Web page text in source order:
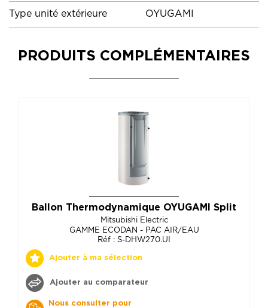
Type unité extérieure OYUGAMI
PRODUITS COMPLÉMENTAIRES
Ballon Thermodynamique OYUGAMI Split
Mitsubishi Electric
GAMME ECODAN - PAC AIR/EAU
Réf : S-DHW270.UI
Ajouter à ma sélection
Ajouter au comparateur
Nous consulter pour